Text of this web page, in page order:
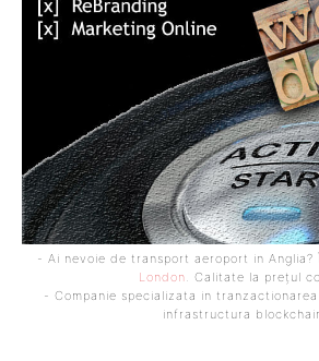
- Ai nevoie de transport aeroport in Anglia?
London . Calitate la prețul
- Companie specializata in
infrastructura